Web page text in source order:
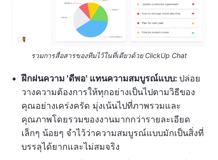
รวมการสื่อสารของทีมไว้ในที่เดียวด้วย ClickUp Chat
ฝึกฝนความ 'ดีพอ' แทนความสมบูรณ์แบบ: ปล่อย
วางความต้องการให้ทุกอย่างเป็นไปตามวิธีของ
คุณอย่างเคร่งครัด มุ่งเน้นไปที่ภาพรวมและ
คุณภาพโดยรวมของงานมากกว่ารายละเอียด
เล็กๆ น้อยๆ จำไว้ว่าความสมบูรณ์แบบมักเป็นสิ่งที่
บรรลุได้ยากและไม่สมจริง